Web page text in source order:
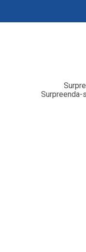
Surpreenda-